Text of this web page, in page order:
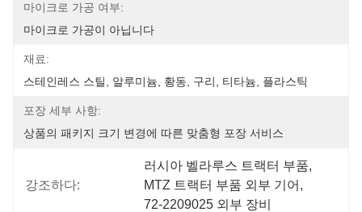
마이크로 가공 여부:
마이크로 가공이 아닙니다
재료:
스테인레스 스틸, 알루미늄, 황동, 구리, 티타늄, 플라스틱
포장 세부 사항:
상품의 패키지 크기 변경에 따른 맞춤형 포장 서비스
강조하다:
러시아 벨라루스 트랙터 부품,
MTZ 트랙터 부품 외부 기어 ,
72-2209025 외부 장비